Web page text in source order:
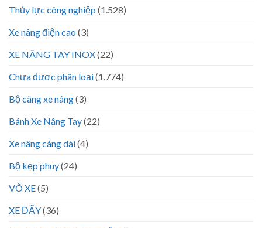
Thủy lực công nghiệp (1.528)
Xe nâng điện cao (3)
XE NÂNG TAY INOX(22)
Chưa được phân loại(1.774)
Bộ càng xe nâng(3)
Bánh Xe Nâng Tay(22)
Xe nâng càng dài(4)
Bộ kẹp phuy(24)
VÕ XE(5)
XE ĐẨY(36)